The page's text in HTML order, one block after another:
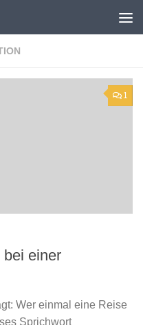
1
bei einer
Wer einmal eine Reise
Sprichwort